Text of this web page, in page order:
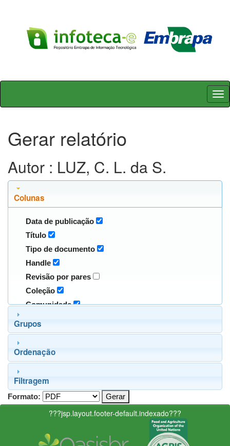
Skip
Gerar relatório
Autor : LUZ, C. L. da S.
Colunas
Data de publicação
Título
Tipo de documento
Handle
Revisão por pares
Coleção
Comunidade
Grupos
Ordenação
Filtragem
Formato:
???jsp.layout.footer-default.indexado???